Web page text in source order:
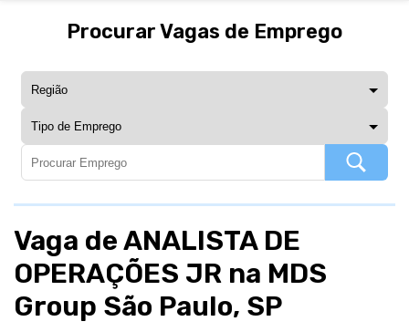
Procurar Vagas de Emprego
Vaga de ANALISTA DE
OPERAÇÕES JR na MDS
Group São Paulo, SP